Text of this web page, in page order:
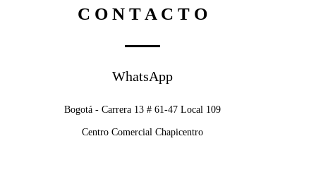
C O N T A C T O
WhatsApp
Bogotá - Carrera 13 # 61-47 Local 109
Centro Comercial Chapicentro